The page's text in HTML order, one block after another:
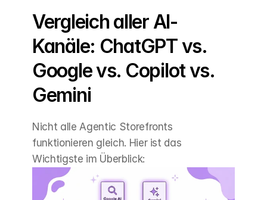
Vergleich aller AI-
Kanäle: ChatGPT vs.
Google vs. Copilot vs.
Gemini
Nicht alle Agentic Storefronts
funktionieren gleich. Hier ist das
Wichtigste im Überblick: